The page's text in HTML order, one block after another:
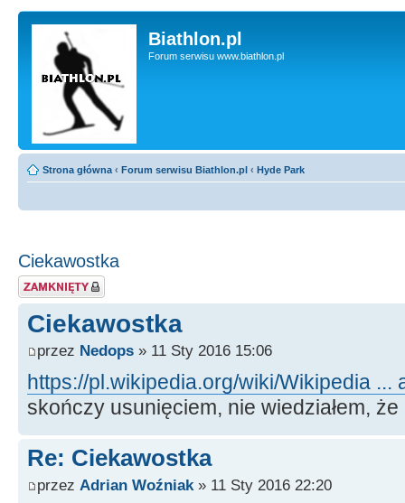
Biathlon.pl
Forum serwisu www.biathlon.pl
Strona główna ‹ Forum serwisu Biathlon.pl ‹ Hyde Park
Ciekawostka
Zablokowany temat
Ciekawostka
przez Nedops » 11 Sty 2016 15:06
https://pl.wikipedia.org/wiki/Wikipedia ...
skończy usunięciem, nie wiedziałem,
Re: Ciekawostka
przez Adrian Woźniak » 11 Sty 2016 22:20